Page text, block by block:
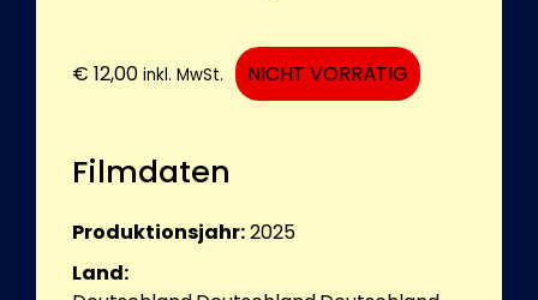
€ 12,00 inkl. MwSt. NICHT VORRÄTIG
Filmdaten
Produktionsjahr:2025
Land: